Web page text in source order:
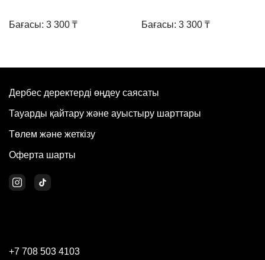
Бағасы: 3 300 ₸ Бағасы: 3 300 ₸
Дербес деректерді өңдеу саясаты
Тауарды қайтару және ауыстыру шарттары
Төлем және жеткізу
Оферта шарты
+7 708 503 4103